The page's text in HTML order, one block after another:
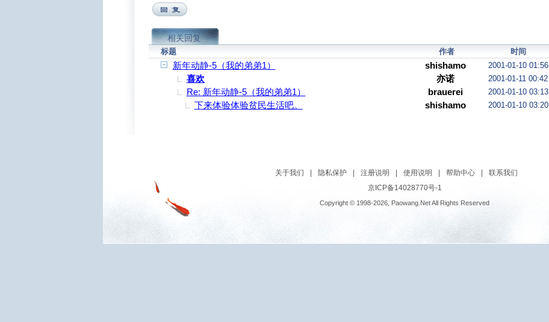
相关回复
标题 作者 时间
新年动静-5（我的弟弟1） shishamo 2001-01-10 01:56
喜欢 亦诺 2001-01-11 00:42
Re: 新年动静-5（我的弟弟1） brauerei 2001-01-10 03:13
下来体验体验贫民生活吧。 shishamo 2001-01-10 03:20
关于我们 隐私保护 注册说明 使用说明 帮助中心
联系我们
京ICP备14028770号-1
Copyright © 1998-2026, Paowang.Net All Rights Reserved